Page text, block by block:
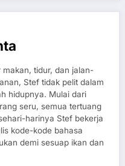
tidur, dan jalan-
Stef tidak pelit dalam
hidupnya. Mulai dari
seru, semua tertuang
harinya Stef bekerja
kode-kode bahasa
demi sesuap ikan dan